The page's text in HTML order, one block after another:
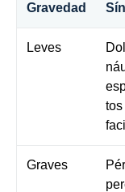
Gravedad
Leves
Graves